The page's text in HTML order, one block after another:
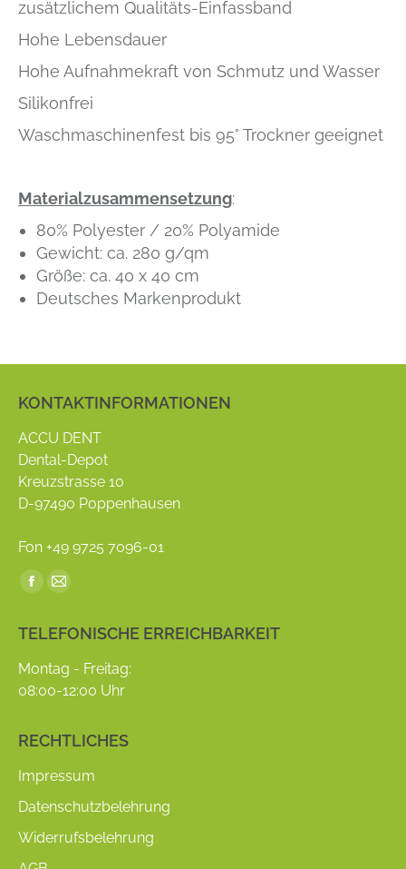
zusätzlichem Qualitäts-Einfassband
Hohe Lebensdauer
Hohe Aufnahmekraft von Schmutz und Wasser
Silikonfrei
Waschmaschinenfest bis 95° Trockner geeignet
Materialzusammensetzung:
80% Polyester / 20% Polyamide
Gewicht: ca. 280 g/qm
Größe: ca. 40 x 40 cm
Deutsches Markenprodukt
KONTAKTINFORMATIONEN
ACCU DENT
Dental-Depot
Kreuzstrasse 10
D-97490 Poppenhausen
Fon +49 9725 7096-01
Find us on:
Facebook
opens
in
new
Mail
opens
in
new
TELEFONISCHE ERREICHBARKEIT
Montag - Freitag:
08:00-12:00 Uhr
RECHTLICHES
Impressum
Datenschutzbelehrung
Widerrufsbelehrung